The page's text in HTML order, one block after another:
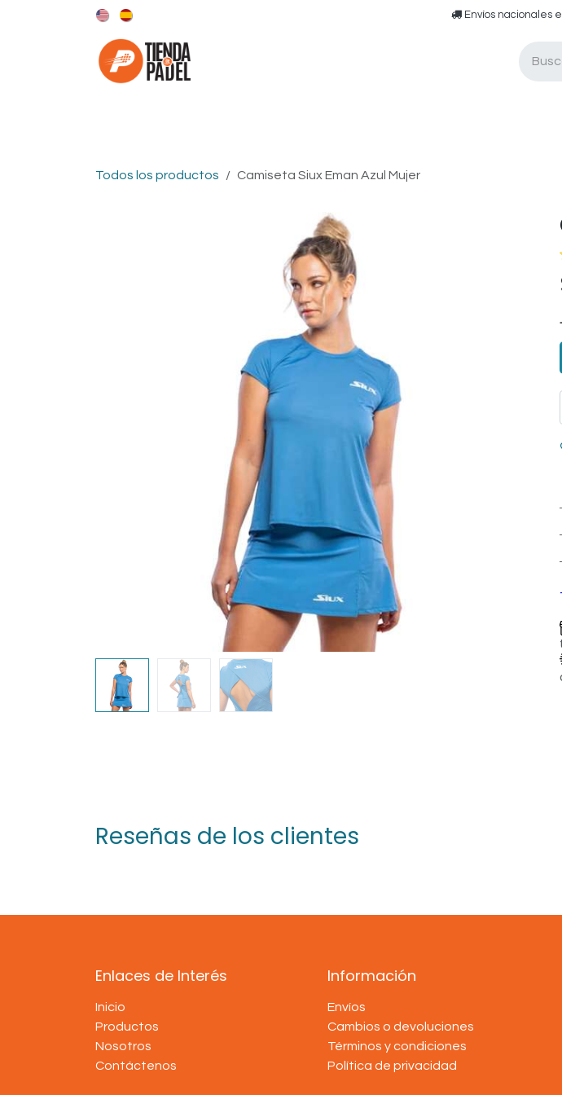
E​nvíos nacionales
Todos los productos Camiseta Siux Eman Azul Mujer
Reseñas de los clientes
Enlaces de Interés
Inicio
Productos
Nosotros
Contáctenos
Información
Envíos
Cambios o devoluciones
Términos y condiciones
Política de privacidad